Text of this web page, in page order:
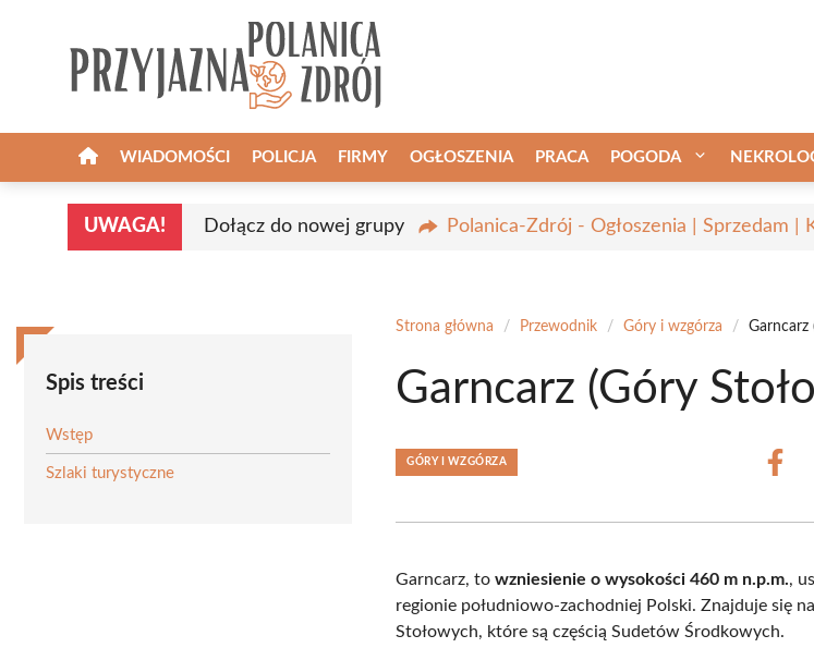
WIADOMOŚCI POLICJA FIRMY OGŁOSZENIA PRACA POGODA
UWAGA! Dołącz do nowej grupy Polanica-Zdrój - Ogłoszenia | Sprzedam |
Spis treści
Wstęp
Szlaki turystyczne
Strona główna / Przewodnik / Góry i wzgórza / Garncarz
Garncarz (Góry
GÓRY I WZGÓRZA
Share
Garncarz, towzniesienie o wysokości 460 m n.p.m.,
regionie południowo-zachodniej Polski. Znajduje się
Stołowych, które są częścią Sudetów Środkowych.